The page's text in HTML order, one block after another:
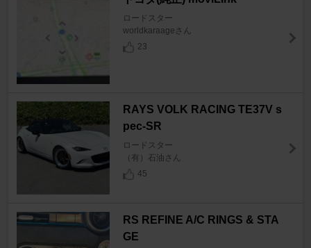
ロードスター
worldkaraageさん
23
RAYS VOLK RACING TE37V s
pec-SR
ロードスター
（有）石油さん
45
RS REFINE A/C RINGS & STA
GE